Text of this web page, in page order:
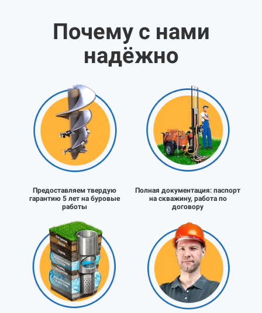
Почему с нами
надёжно
Предоставляем твердую
гарантию 5 лет на буровые
работы
Полная документация: паспорт
на скважину, работа по
договору